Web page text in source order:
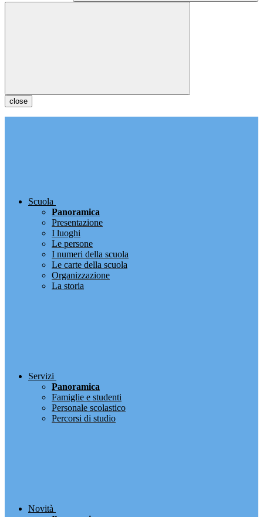
close
Scuola
Panoramica
Presentazione
I luoghi
Le persone
I numeri della scuola
Le carte della scuola
Organizzazione
La storia
Servizi
Panoramica
Famiglie e studenti
Personale scolastico
Percorsi di studio
Novità